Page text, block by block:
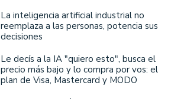
La inteligencia artificial industrial no
reemplaza a las personas, potencia sus
decisiones
Le decís a la IA "quiero esto", busca el
precio más bajo y lo compra por vos: el
plan de Visa, Mastercard y MODO